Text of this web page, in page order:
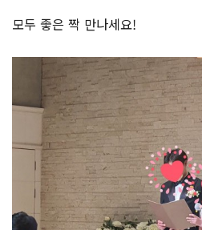
모두 좋은 짝 만나세요!